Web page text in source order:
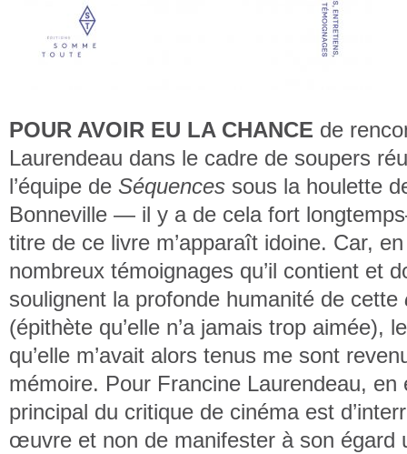
POUR AVOIR EU LA CHANCE de
Laurendeau dans le cadre de soupers
l’équipe de Séquencessous la houlette
Bonneville — il y a de cela fort
titre de ce livre m’apparaît idoine. Car,
nombreux témoignages qu’il contient et
soulignent la profonde humanité de cette
(épithète qu’elle n’a jamais trop aimée),
qu’elle m’avait alors tenus me sont
mémoire. Pour Francine Laurendeau, en
principal du critique de cinéma est
œuvre et non de manifester à son égard